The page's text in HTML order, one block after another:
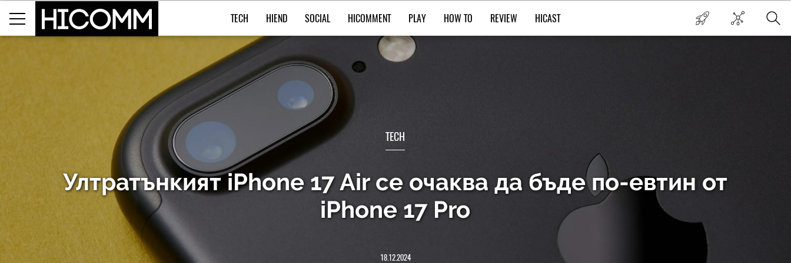
TECH HIEND SOCIAL HICOMMENT PLAY HOW TO REVIEW HICAST
TECH
Ултратънкият iPhone 17 Air се очаква да бъде по-евтин от
iPhone 17 Pro
18.12.2024